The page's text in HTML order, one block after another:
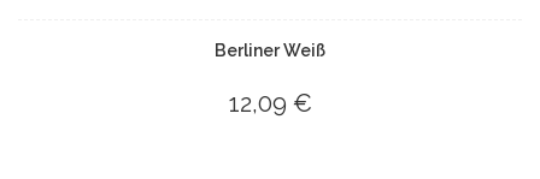
Berliner Weiß
12,09 €